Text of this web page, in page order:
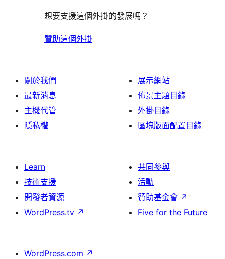
想要支援這個外掛的發展嗎？
贊助這個外掛
關於我們
最新消息
主機代管
隱私權
展示網站
佈景主題目錄
外掛目錄
區塊版面配置目錄
Learn
技術支援
開發者資源
WordPress.tv ↗
共同參與
活動
贊助基金會 ↗
Five for the Future
WordPress.com ↗